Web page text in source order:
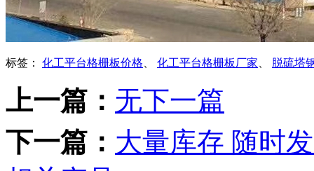
标签： 化工平台格栅板价格 化工平台格栅板厂家 脱硫塔
上一篇： 无下一篇
下一篇： 大量库存 随时